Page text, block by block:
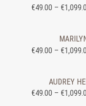
€49.00 – €
€49.00 – €
AUDREY
€49.00 – €